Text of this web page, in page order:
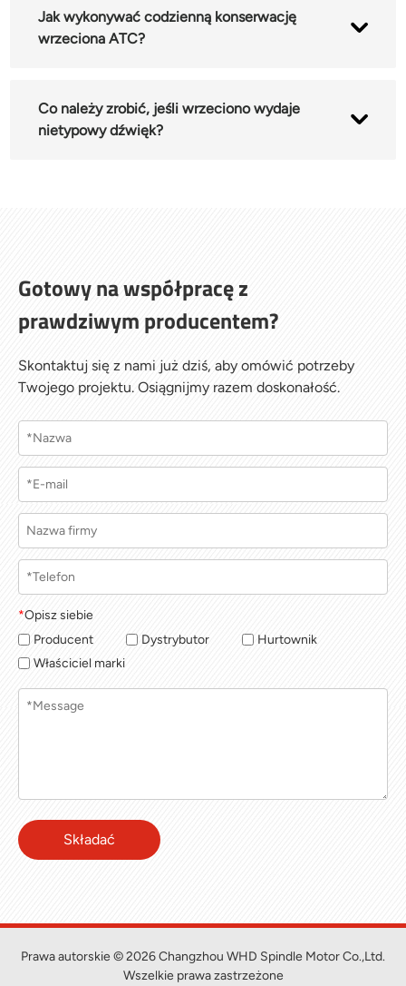
Wybór zależy od konkretnego zastosowania.
Wrzeciona chłodzone cieczą charakteryzują się
montażu i konserwacji, ale są głośne.
Jak wykonywać codzienną konserwację
wrzeciona ATC?
Utrzymuj wrzeciono i otwór stożkowy w czystości i
zadbaj o stabilne ciśnienie powietrza.
Co należy zrobić, jeśli wrzeciono wydaje
nietypowy dźwięk?
Gotowy na współpracę z
prawdziwym producentem?
Skontaktuj się z nami już dziś, aby omówić potrzeby
Twojego projektu. Osiągnijmy razem doskonałość.
*Opisz siebie
Producent
Dystrybutor
Hurtownik
Właściciel marki
Składać
Prawa autorskie © 2026 Changzhou WHD Spindle Motor Co.,Ltd.
Wszelkie prawa zastrzeżone